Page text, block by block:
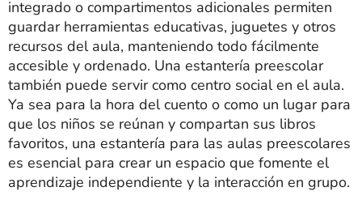
integrado o compartimentos adicionales permiten
guardar herramientas educativas, juguetes y otros
recursos del aula, manteniendo todo fácilmente
accesible y ordenado. Una estantería preescolar
también puede servir como centro social en el aula.
Ya sea para la hora del cuento o como un lugar para
que los niños se reúnan y compartan sus libros
favoritos, una estantería para las aulas preescolares
es esencial para crear un espacio que fomente el
aprendizaje independiente y la interacción en grupo.